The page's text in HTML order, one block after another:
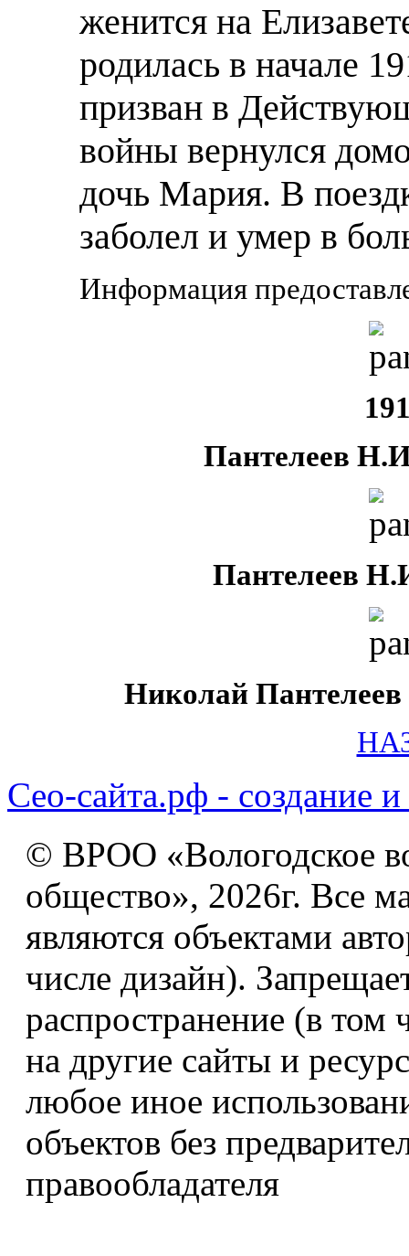
женится на
родилась в начале
призван в
войны вернулся
дочь Мария. В
заболел и умер в
Информация
Пантелеев
Пантелеев
Николай Пантелеев
Сео-сайта.рф - создание и
© ВРОО «Вологодское
общество», 2026г. Все
являются объектами
числе дизайн).
распространение (в том
на другие сайты и
любое иное
объектов без
правообладателя